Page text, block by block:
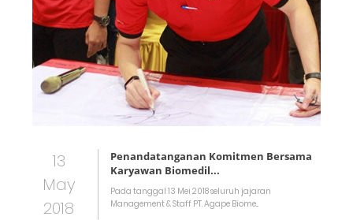
13
May
2018
Penandatanganan Komitmen Bersama
Karyawan Biomedil...
Pada tanggal 13 Mei 2018 seluruh jajaran
Management & Staff PT. Agape Biome...